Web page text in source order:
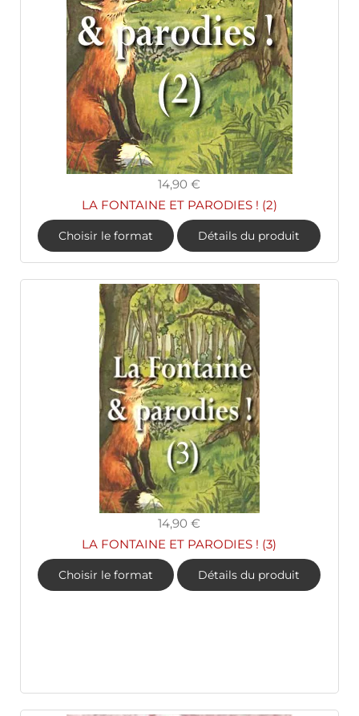
14,90 €
LA FONTAINE ET PARODIES ! (2)
Choisir le format Détails du produit
14,90 €
LA FONTAINE ET PARODIES ! (3)
Choisir le format Détails du produit